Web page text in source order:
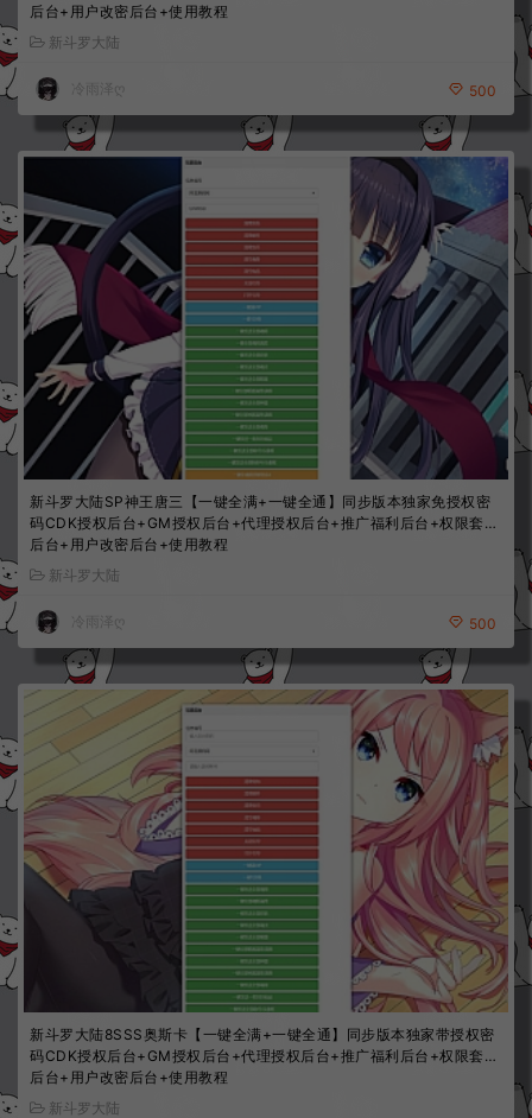
后台+用户改密后台+使用教程
新斗罗大陆
冷雨泽ღ 500
新斗罗大陆SP神王唐三【一键全满+一键全通】同步版本独家免授权密
码CDK授权后台+GM授权后台+代理授权后台+推广福利后台+权限套餐
后台+用户改密后台+使用教程
新斗罗大陆
冷雨泽ღ 500
新斗罗大陆8SSS奥斯卡【一键全满+一键全通】同步版本独家带授权密
码CDK授权后台+GM授权后台+代理授权后台+推广福利后台+权限套餐
后台+用户改密后台+使用教程
新斗罗大陆